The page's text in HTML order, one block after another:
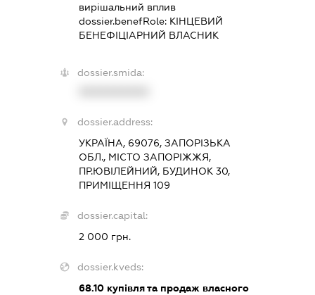
вирішальний вплив
dossier.benefRole: КІНЦЕВИЙ
БЕНЕФІЦІАРНИЙ ВЛАСНИК
dossier.smida:
dossier.address:
УКРАЇНА, 69076, ЗАПОРІЗЬКА
ОБЛ., МІСТО ЗАПОРІЖЖЯ,
ПР.ЮВІЛЕЙНИЙ, БУДИНОК 30,
ПРИМІЩЕННЯ 109
dossier.capital:
2 000 грн.
dossier.kveds:
68.10купівля та продаж власного